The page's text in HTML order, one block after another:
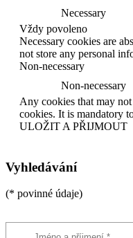
Necessary
Vždy povoleno
Necessary cookies are
not store any personal
Non-necessary
Non-necessary
Any cookies that may
cookies. It is mandatory
ULOŽIT A PŘIJMOUT
Vyhledávání
(* povinné údaje)